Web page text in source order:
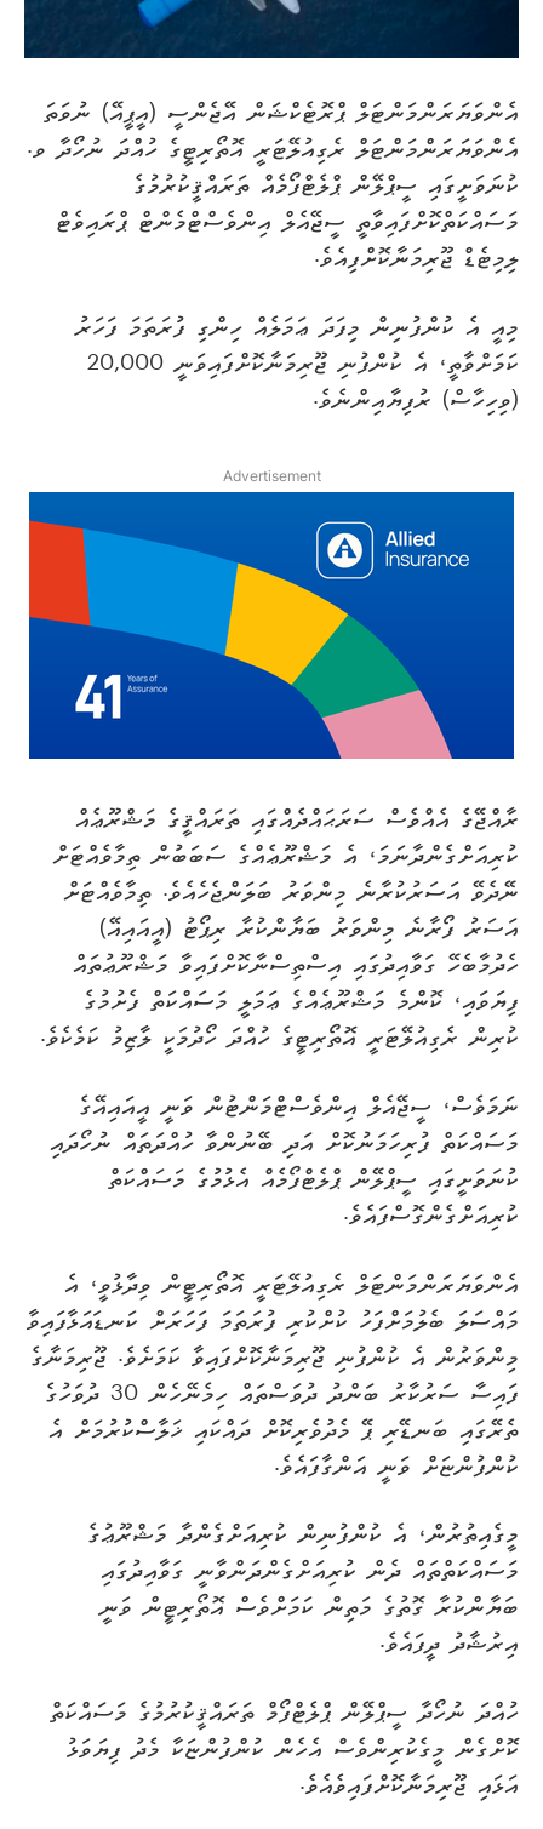
އެންވަޔަރަންމަންޓަލް ޕްރޮޓެކްޝަން އޭޖެންސީ (އީޕީއޭ) ނުވަތަ
އެންވަޔަރަންމަންޓަލް ރެގިއުލޭޓަރީ އޮތޯރިޓީގެ ހުއްދަ ނުހޯދާ ވ.
ކުނަވަށީގައި ސީޕްލޭން ޕްލެޓްފޯމެއް ތަރައްޤީކުރުމުގެ
މަސައްކަތްކޮށްފައިވާތީ ސީޖޭއެލް އިންވެސްޓްމެންޓް ޕްރައިވެޓް
ލިމިޓެޑް ޖޫރިމަނާކޮށްފިއެވެ.
މިއީ އެ ކުންފުނިން މިފަދަ ޢަމަލެއް ހިންގި ފުރަތަމަ ފަހަރު
ކަމަށްވާތީ، އެ ކުންފުނި ޖޫރިމަނާކޮށްފައިވަނީ 20,000
(ވިހިހާސް) ރުފިޔާއިންނެވެ.
Advertisement
ރާއްޖޭގެ އެއްވެސް ސަރަޙައްދެއްގައި ތަރައްޤީގެ މަޝްރޫޢެއް
ކުރިއަށްގެންދާނަމަ، އެ މަޝްރޫޢެއްގެ ސަބަބުން ތިމާވެއްޓަށް
ނޭދެވޭ އަސަރުކުރާނެ މިންވަރު ބަލަންޖެހެއެވެ. ތިމާވެއްޓަށް
އަސަރު ފޯރާނެ މިންވަރު ބަޔާންކުރާ ރިޕޯޓު (އީއައިއޭ)
ހެދުމާބެހޭ ގަވާއިދުގައި އިސްތިސްނާކޮށްފައިވާ މަޝްރޫޢުތައް
ފިޔަވައި، ކޮންމެ މަޝްރޫޢެއްގެ ޢަމަލީ މަސައްކަތް ފެށުމުގެ
ކުރިން ރެގިއުލޭޓަރީ އޮތޯރިޓީގެ ހުއްދަ ހޯދުމަކީ ލާޒިމު ކަމެކެވެ.
ނަމަވެސް، ސީޖޭއެލް އިންވެސްޓްމަންޓުން ވަނީ އީއައިއޭގެ
މަސައްކަތް ފުރިހަމަނުކޮށް އަދި ބޭނުންވާ ހުއްދަތައް ނުހޯދައި
ކުނަވަށީގައި ސީޕްލޭން ޕްލެޓްފޯމެއް އެޅުމުގެ މަސައްކަތް
ކުރިއަށްގެންގޮސްފައެވެ.
އެންވަޔަރަންމަންޓަލް ރެގިއުލޭޓަރީ އޮތޯރިޓީން ވިދާޅުވީ، އެ
މައްސަލަ ބެލުމަށްފަހު ކުށްކުރި ފުރަތަމަ ފަހަރަށް ކަނޑައަޅާފައިވާ
މިންވަރުން އެ ކުންފުނި ޖޫރިމަނާކޮށްފައިވާ ކަމަށެވެ. ޖޫރިމަނާގެ
ފައިސާ ސަރުކާރު ބަންދު ދުވަސްތައް ހިމެނޭހެން 30 ދުވަހުގެ
ތެރޭގައި ބަނޑޭރި ޕޭ މެދުވެރިކޮށް ދައްކައި ޚަލާސްކުރުމަށް އެ
ކުންފުންޏަށް ވަނީ އަންގާފައެވެ.
މީގެއިތުރުން، އެ ކުންފުނިން ކުރިއަށްގެންދާ މަޝްރޫޢުގެ
މަސައްކަތްތައް ދެން ކުރިއަށްގެންދަންވާނީ ގަވާއިދުގައި
ބަޔާންކުރާ ގޮތުގެ މަތިން ކަމަށްވެސް އޮތޯރިޓީން ވަނީ
އިރުޝާދު ދީފައެވެ.
ހުއްދަ ނުހޯދާ ސީޕްލޭން ޕްލެޓްފޯމް ތަރައްޤީކުރުމުގެ މަސައްކަތް
ކޮށްގެން މީގެކުރިންވެސް އެހެން ކުންފުންޏަކާ މެދު ފިޔަވަޅު
އަޅައި ޖޫރިމަނާކޮށްފައިވެއެވެ.